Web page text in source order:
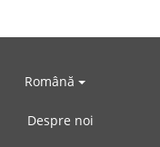
Română
Despre noi